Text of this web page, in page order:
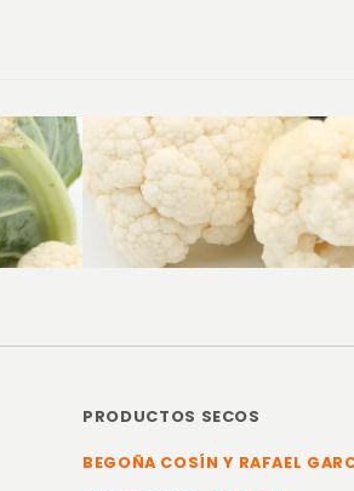
PRODUCTOS SECOS
BEGOÑA COSÍN Y RAFAEL